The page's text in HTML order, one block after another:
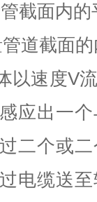
面内的
道截面的
以速度V
应出一
二个或
电缆送